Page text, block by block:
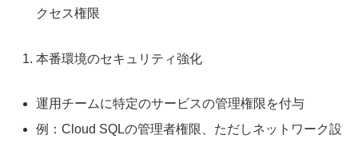
クセス権限
本番環境のセキュリティ強化
運用チームに特定のサービスの管理権限を付与
例：Cloud SQLの管理者権限、ただしネットワーク設